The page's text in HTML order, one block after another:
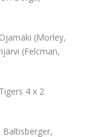
(Morley,
(Felcman,
4 x 2
Baltisberger,